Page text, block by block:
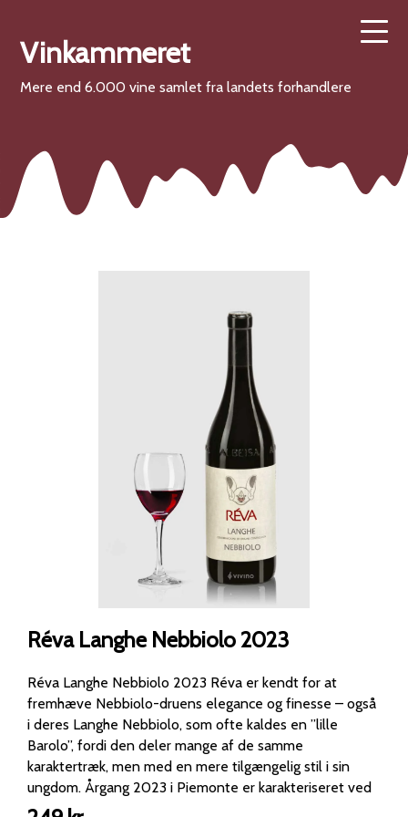
Vinkammeret
Mere end 6.000 vine samlet fra landets forhandlere
Réva Langhe Nebbiolo 2023
Réva Langhe Nebbiolo 2023 Réva er kendt for at
fremhæve Nebbiolo-druens elegance og finesse – også
i deres Langhe Nebbiolo, som ofte kaldes en ”lille
Barolo”, fordi den deler mange af de samme
karaktertræk, men med en mere tilgængelig stil i sin
ungdom. Årgang 2023 i Piemonte er karakteriseret ved
friskhed, aromatisk renhed og stor balance, hvilket